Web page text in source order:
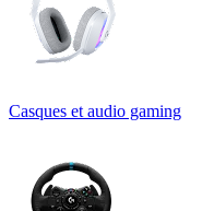
Casques et audio gaming